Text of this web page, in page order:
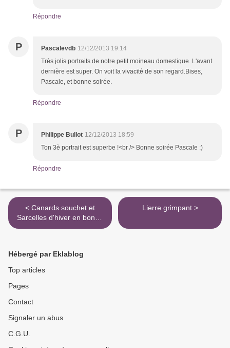
Répondre
P Pascalevdb 12/12/2013 19:14
Très jolis portraits de notre petit moineau domestique. L'avant
dernière est super. On voit la vivacité de son regard.Bises,
Pascale, et bonne soirée.
Répondre
P Philippe Bullot 12/12/2013 18:59
Ton 3è portrait est superbe !<br /> Bonne soirée Pascale :)
Répondre
< Canards souchet et
Sarcelles d'hiver en bonne
compagnie
Lierre grimpant >
Hébergé par Eklablog
Top articles
Pages
Contact
Signaler un abus
C.G.U.